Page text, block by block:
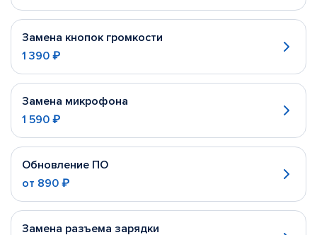
Замена кнопок громкости
1 390 ₽
Замена микрофона
1 590 ₽
Обновление ПО
от 890 ₽
Замена разъема зарядки